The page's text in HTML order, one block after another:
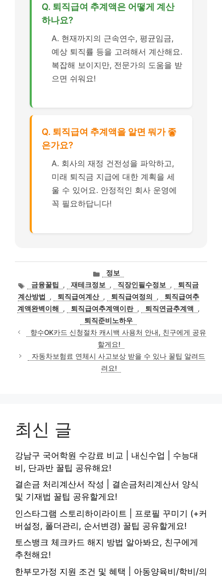
Q. 퇴직급여 추계액은 어떻게 계산
하나요?
A. 현재까지의 근속연수, 평균임금,
예상 퇴직률 등을 고려해서 계산해요.
복잡해 보이지만, 전문가의 도움을 받
으면 쉬워요!
Q. 퇴직급여 추계액을 알면 뭐가 좋
은가요?
A. 회사의 재정 건전성을 파악하고,
미래 퇴직금 지급에 대한 계획을 세
울 수 있어요. 안정적인 회사 운영에
꼭 필요하답니다!
카
테
고
리
정보
태
그
금융꿀팁 , 재테크정보 , 직장인필수정보 ,
퇴직금
계산방법
, 퇴직급여계산 , 퇴직급여정의 ,
퇴직급여추
계액완벽이해
, 퇴직급여추계액이란 , 퇴직연금추계액
,
퇴직준비노하우
향수OK카드 신청절차 캐시백 사용처 안내, 친구에게 공유
할게요!
자동차보험료 연체시 사고보상 받을 수 있나 꿀팁 알려드
려요!
최신 글
강남구 국어학원 수강료 비교 | 내신수업 | 수능대
비, 단과반 꿀팁 공유해요!
결손금 처리계산서 작성 | 결손금처리계산서 양식
및 기재법 꿀팁 공유할게요!
인스타그램 스토리하이라이트 | 프로필 꾸미기 (+커
버설정, 폴더관리, 순서변경) 꿀팁 공유할게요!
토스뱅크 체크카드 해지 방법 알아봐요, 친구에게
추천해요!
한부모가정 지원 조건 및 혜택 | 아동양육비/학비/의